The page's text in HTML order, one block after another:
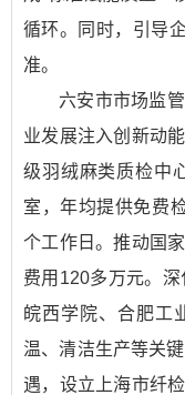
循环。同时，引导
准。
六安市市场监
业发展注入创新动
级羽绒麻类质检中
室，年均提供免费
个工作日。推动国
费用120多万元。
皖西学院、合肥工
温、清洁生产等关
遇，设立上海市纤